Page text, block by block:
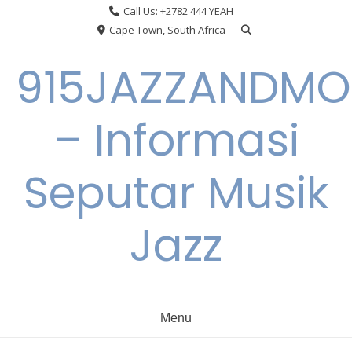
Call Us: +2782 444 YEAH
Cape Town, South Africa
– Informasi
Seputar Musik
Jazz
Menu